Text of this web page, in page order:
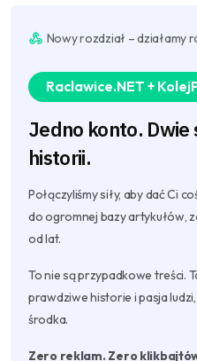
Nowy rozdział – działamy
Raclawice.NET +
Jedno konto. Dwie
historii.
Połączyliśmy siły, aby dać Ci
do ogromnej bazy artykułów,
od lat.
To nie są przypadkowe treści.
prawdziwe historie i pasja
środka.
Zero reklam. Zero